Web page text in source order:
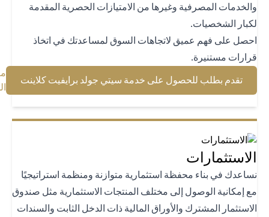
المصرفية وغيرها من الامتيازات الحصرية المقدمة
الشخصيات.
على فهم عميق لاتجاهات السوق لمساعدتك في اتخاذ
مستنيرة.
تقدم بطلب للحصول على خدمة سيتي جولد برايفيت كلاينتnew tab
معرفة
المزيد
في بناء محفظة استثمارية متوازنة ومنظمة استراتيجيًا
إمكانية الوصول إلى مختلف المنتجات الاستثمارية مثل صندوق
المشترك والأوراق المالية ذات الدخل الثابت والسندات